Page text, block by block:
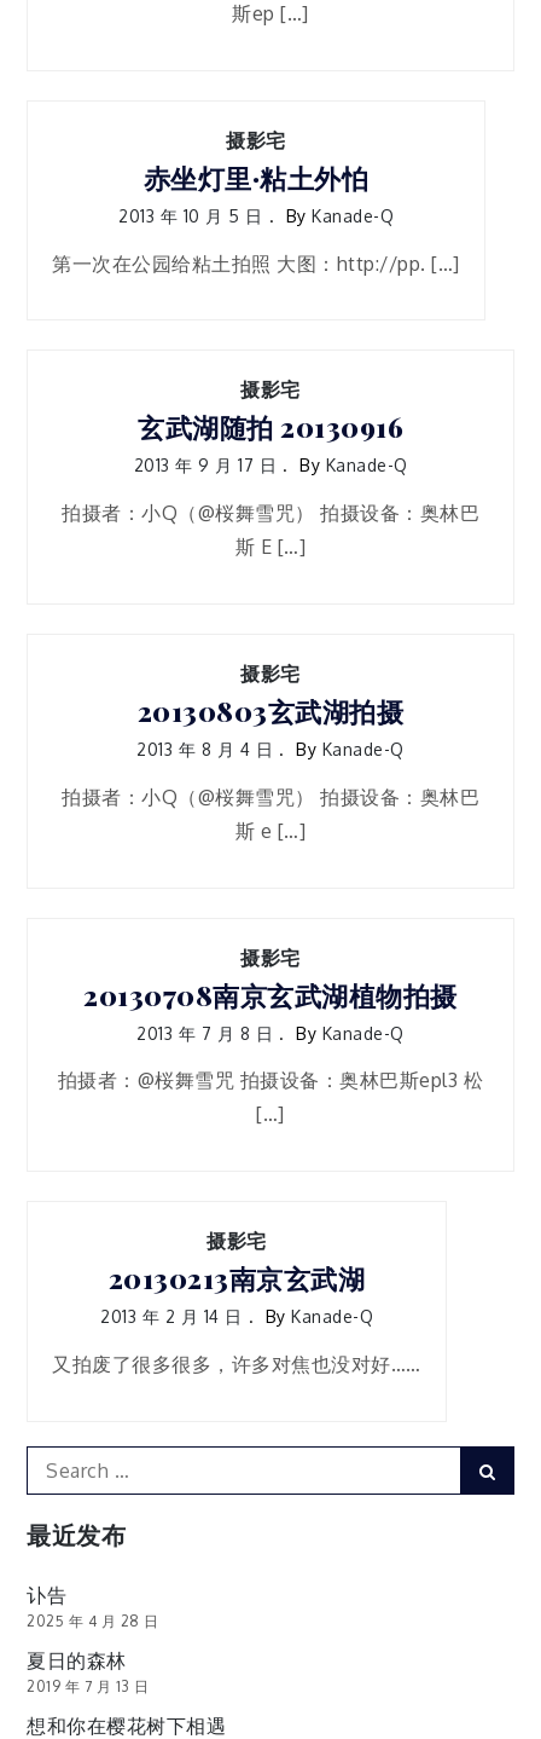
斯ep […]
摄影宅
赤坐灯里·粘土外怕
2013 年 10 月 5 日 ByKanade-Q
第一次在公园给粘土拍照 大图：http://pp. […]
摄影宅
玄武湖随拍 20130916
2013 年 9 月 17 日 By Kanade-Q
拍摄者：小Q（@桜舞雪咒） 拍摄设备：奥林巴
斯 E […]
摄影宅
20130803玄武湖拍摄
2013 年 8 月 4 日 By Kanade-Q
拍摄者：小Q（@桜舞雪咒） 拍摄设备：奥林巴
斯 e […]
摄影宅
20130708南京玄武湖植物拍摄
2013 年 7 月 8 日 By Kanade-Q
拍摄者：@桜舞雪咒 拍摄设备：奥林巴斯epl3 松
[…]
摄影宅
20130213南京玄武湖
2013 年 2 月 14 日 ByKanade-Q
又拍废了很多很多，许多对焦也没对好……
Search
for:
最近发布
讣告
2025 年 4 月 28 日
夏日的森林
2019 年 7 月 13 日
想和你在樱花树下相遇